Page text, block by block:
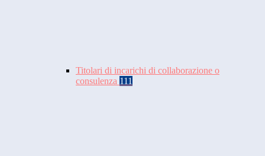
Titolari di incarichi di collaborazione o
consulenza 111